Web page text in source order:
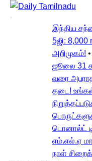
இந்திய
5ஜி: 8,000
அறிமுகம்! •
ஜூலை 31
வரை
தடை! உங்கள்
டொனால்ட்
எம்.எல்.ஏ
நாள்